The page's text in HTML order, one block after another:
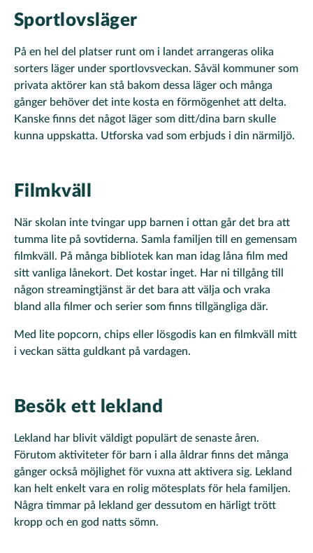
Sportlovsläger
På en hel del platser runt om i landet arrangeras olika
sorters läger under sportlovsveckan. Såväl kommuner som
privata aktörer kan stå bakom dessa läger och många
gånger behöver det inte kosta en förmögenhet att delta.
Kanske finns det något läger som ditt/dina barn skulle
kunna uppskatta. Utforska vad som erbjuds i din närmiljö.
Filmkväll
När skolan inte tvingar upp barnen i ottan går det bra att
tumma lite på sovtiderna. Samla familjen till en gemensam
filmkväll. På många bibliotek kan man idag låna film med
sitt vanliga lånekort. Det kostar inget. Har ni tillgång till
någon streamingtjänst är det bara att välja och vraka
bland alla filmer och serier som finns tillgängliga där.
Med lite popcorn, chips eller lösgodis kan en filmkväll mitt
i veckan sätta guldkant på vardagen.
Besök ett lekland
Lekland har blivit väldigt populärt de senaste åren.
Förutom aktiviteter för barn i alla åldrar finns det många
gånger också möjlighet för vuxna att aktivera sig. Lekland
kan helt enkelt vara en rolig mötesplats för hela familjen.
Några timmar på lekland ger dessutom en härligt trött
kropp och en god natts sömn.